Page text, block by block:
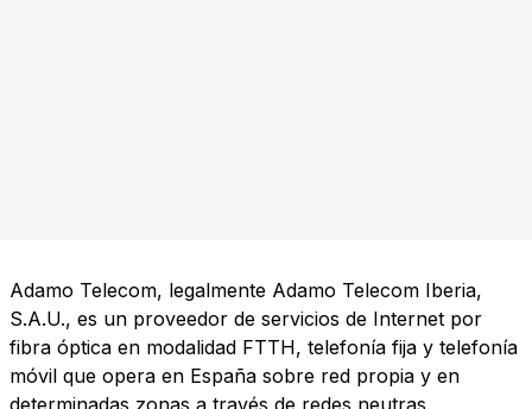
Adamo Telecom, legalmente Adamo Telecom Iberia,
S.A.U., es un proveedor de servicios de Internet por
fibra óptica en modalidad FTTH, telefonía fija y telefonía
móvil que opera en España sobre red propia y en